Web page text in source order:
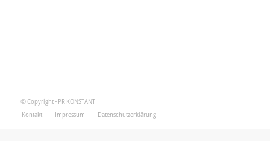
© Copyright - PR KONSTANT
Kontakt
Impressum Datenschutzerklärung